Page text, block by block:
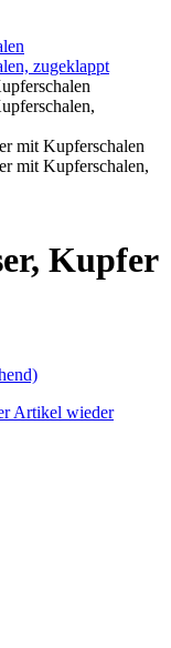
Kupfer
Artikel wieder